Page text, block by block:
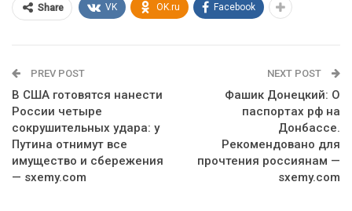
Share VK OK.ru Facebook
PREV POST
В США готовятся нанести
России четыре
сокрушительных удара: у
Путина отнимут все
имущество и сбережения
— sxemy.com
NEXT POST
Фашик Донецкий: О
паспортах рф на
Донбассе.
Рекомендовано для
прочтения россиянам —
sxemy.com